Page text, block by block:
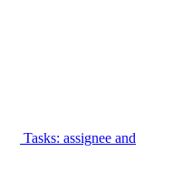
Tasks: assignee and